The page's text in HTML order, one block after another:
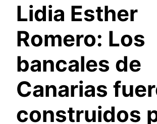
Lidia Esther
Romero: Los
bancales de
Canarias
construidos